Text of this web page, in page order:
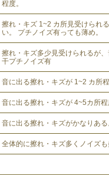
程度。
擦れ・キズ 1~2 カ所見受けられ
い。 プチノイズ有っても薄め。
擦れ・キズ多少見受けられるが
干プチノイズ有
音に出る擦れ・キズが 1~2 カ所程
音に出る擦れ・キズが 4~5カ所程
音に出る擦れ・キズがかなりある
全体的に擦れ・キズ多くノイズも